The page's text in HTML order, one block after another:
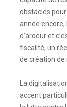
obstacles
année encore,
d’ardeur et
fiscalité, un
de création de
La
accent